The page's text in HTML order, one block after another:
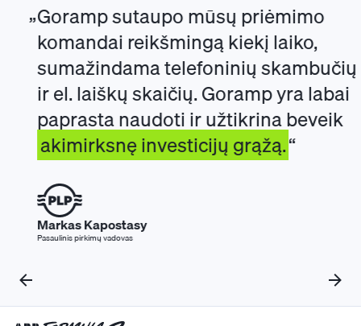
Goramp sutaupo mūsų priėmimo
komandai reikšmingą kiekį laiko,
sumažindama telefoninių skambučių
ir el. laiškų skaičių. Goramp yra labai
paprasta naudoti ir užtikrina beveik
akimirksnę investicijų grąžą.
Markas Kapostasy
Pasaulinis pirkimų vadovas